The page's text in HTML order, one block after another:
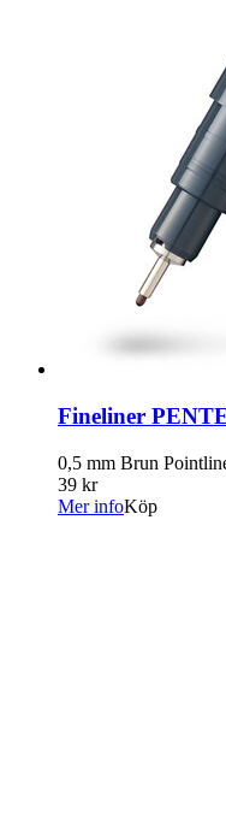
Fineliner
0,5 mm Brun
39 kr
Mer infoKöp